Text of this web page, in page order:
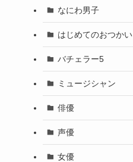
なにわ男子
はじめてのおつかい
バチェラー5
ミュージシャン
俳優
声優
女優